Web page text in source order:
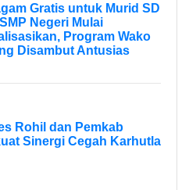
Gratis untuk Murid SD
Negeri Mulai
Program Wako
Disambut Antusias
Rohil dan Pemkab
Sinergi Cegah Karhutla